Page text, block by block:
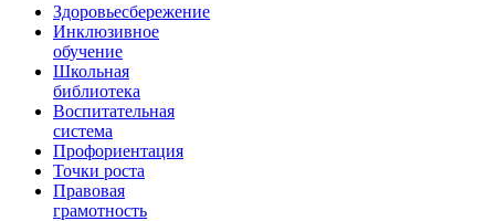
Здоровьесбережение
Инклюзивное
обучение
Школьная
библиотека
Воспитательная
система
Профориентация
Точки роста
Правовая
грамотность